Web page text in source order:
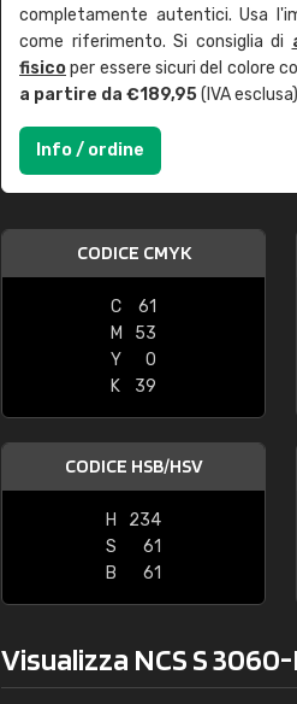
completamente autentici. Usa
come riferimento. Si consiglia di
fisicoper essere sicuri del colore
a partire da €189,95(IVA
Info / ordine
CODICE CMYK
C
61
M
53
Y
0
K
39
CODICE HSB/HSV
H
234
S
61
B
61
Visualizza NCS S